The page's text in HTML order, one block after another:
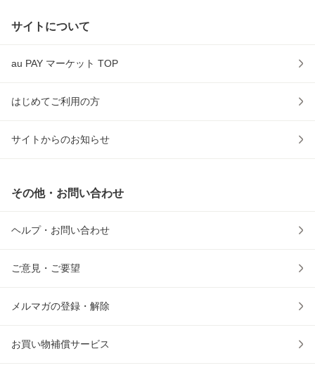
サイトについて
au PAY マーケット TOP
はじめてご利用の方
サイトからのお知らせ
その他・お問い合わせ
ヘルプ・お問い合わせ
ご意見・ご要望
メルマガの登録・解除
お買い物補償サービス